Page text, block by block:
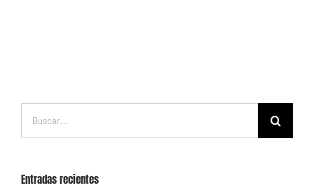
Entradas recientes